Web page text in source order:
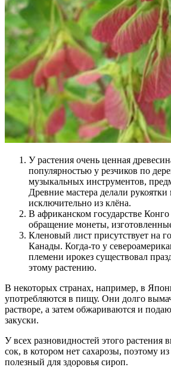
У растения очень ценная
популярностью у резчиков по
музыкальных инструментов,
Древние мастера делали
исключительно из клёна.
В африканском государстве
обращение монеты,
Кленовый лист присутствует на
Канады. Когда-то у
племени ирокез существовал
этому растению.
В некоторых странах, например, в
употребляются в пищу. Они долго
растворе, а затем обжариваются и
закуски.
У всех разновидностей этого растения
сок, в котором нет сахарозы, поэтому
полезный для здоровья сироп.